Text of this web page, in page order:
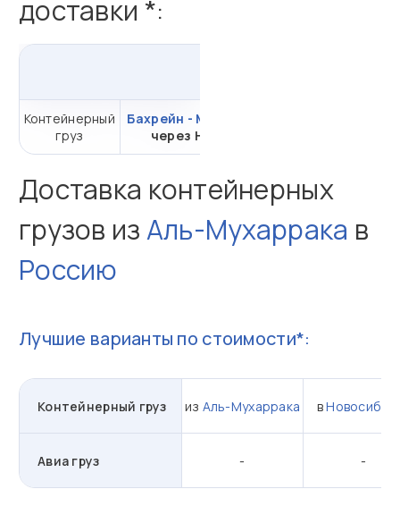
доставки *:
Контейнерный
груз
Бахрейн - Москва
через НЛЭ
Доставка контейнерных
грузов изАль-Мухаррака в
Россию
Лучшие варианты по стоимости*:
Контейнерный груз из Аль-Мухаррака в
Авиа груз - -